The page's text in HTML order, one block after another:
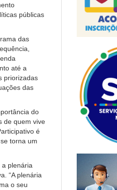
públicas
das
até a
priorizadas
das
do
de quem vive
é
torna um
a plenária
“A plenária
o seu